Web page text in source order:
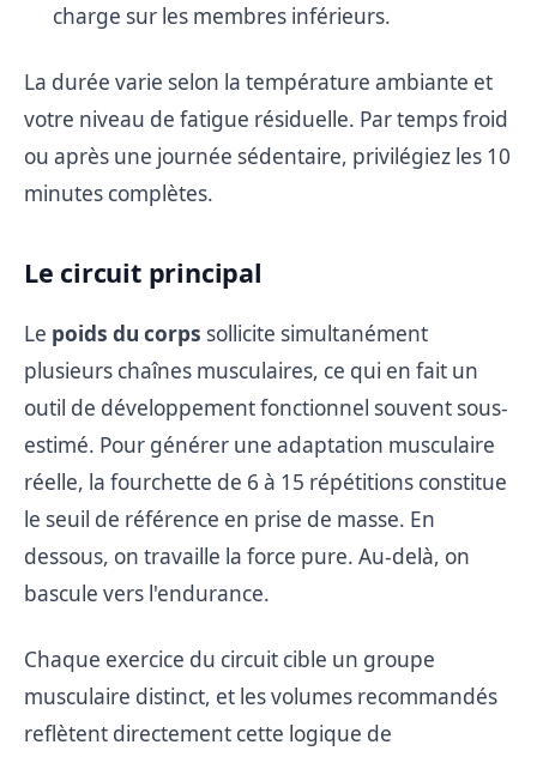
charge sur les membres inférieurs.
La durée varie selon la température ambiante et
votre niveau de fatigue résiduelle. Par temps froid
ou après une journée sédentaire, privilégiez les 10
minutes complètes.
Le circuit principal
Le poids du corps sollicite simultanément
plusieurs chaînes musculaires, ce qui en fait un
outil de développement fonctionnel souvent sous-
estimé. Pour générer une adaptation musculaire
réelle, la fourchette de 6 à 15 répétitions constitue
le seuil de référence en prise de masse. En
dessous, on travaille la force pure. Au-delà, on
bascule vers l'endurance.
Chaque exercice du circuit cible un groupe
musculaire distinct, et les volumes recommandés
reflètent directement cette logique de